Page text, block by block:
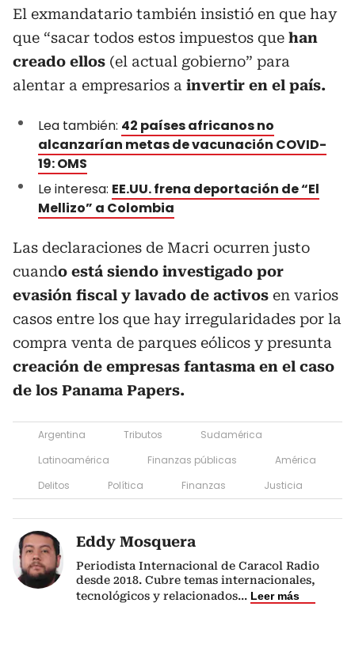
El exmandatario también insistió en que hay
que “sacar todos estos impuestos que han
creado ellos (el actual gobierno” para
alentar a empresarios a invertir en el país.
Lea también: 42 países africanos no
alcanzarían metas de vacunación COVID-
19: OMS
Le interesa: EE.UU. frena deportación de “El
Mellizo” a Colombia
Las declaraciones de Macri ocurren justo
cuando está siendo investigado por
evasión fiscal y lavado de activos en varios
casos entre los que hay irregularidades por la
compra venta de parques eólicos y presunta
creación de empresas fantasma en el caso
de los Panama Papers.
Argentina Tributos
Sudamérica
Latinoamérica
Finanzas públicas
América
Delitos
Política Finanzas Justicia
Eddy Mosquera
Periodista Internacional de Caracol Radio
desde 2018. Cubre temas internacionales,
tecnológicos y relacionados... Leer más